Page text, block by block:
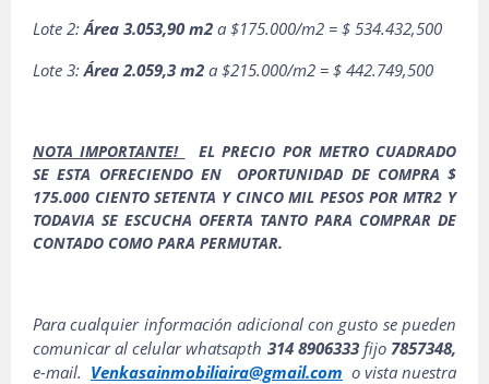
Lote 2:Área 3.053,90 m2 a $175.000/m2 = $ 534.432,500
Lote 3:Área 2.059,3 m2 a $215.000/m2 = $ 442.749,500
NOTA IMPORTANTE!
EL PRECIO POR METRO CUADRADO
SE ESTA OFRECIENDO EN OPORTUNIDAD DE COMPRA $
175.000 CIENTO SETENTA Y CINCO MIL PESOS POR MTR2 Y
TODAVIA SE ESCUCHA OFERTA TANTO PARA COMPRAR DE
CONTADO COMO PARA PERMUTAR.
Para cualquier información adicional con gusto se pueden
comunicar al celular whatsapth 314 8906333 fijo7857348,
e-mail. Venkasainmobiliaira@gmail.com o vista nuestra